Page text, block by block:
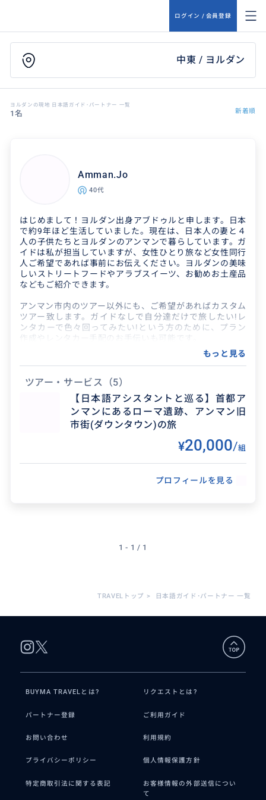
ログイン / 会員登録
中東 / ヨルダン
ヨルダンの現地 日本語ガイド･パートナー 一覧
1名 新着順
Amman.Jo
40代
はじめまして！ヨルダン出身アブドゥルと申します。日本
で約9年ほど生活していました。現在は、日本人の妻と４
人の子供たちとヨルダンのアンマンで暮らしています。ガ
イドは私が担当していますが、女性ひとり旅など女性同行
人ご希望であれば事前にお伝えください。ヨルダンの美味
しいストリートフードやアラブスイーツ、お勧めお土産品
などもご紹介できます。
アンマン市内のツアー以外にも、ご希望があればカスタム
ツアー致します。ガイドなしで自分達だけで旅したい!レ
ンタカーで色々回ってみたい!という方のために、プラン
作成やレンタカー手配のお手伝いも可能です。
空港からホテルまでの送迎
ホテルから目的地までの送迎
アンマン市内ミニツアー
スーク(市場)、お土産品購入同行 他
現地での交渉も得意なので、お土産や現地買い
付け等に関してもお任せください。ヨルダンの
もっと見る
ツアー・サービス
（5）
【日本語アシスタントと巡る】首都ア
ンマンにあるローマ遺跡、アンマン旧
市街(ダウンタウン)の旅
¥20,000/組
プロフィールを見る
1 - 1 / 1
TRAVELトップ > 日本語ガイド･パートナー 一覧
BUYMA TRAVELとは? リクエストとは?
パートナー登録 ご利用ガイド
お問い合わせ 利用規約
プライバシーポリシー 個人情報保護方針
特定商取引法に関する表記
お客様情報の外部送信につい
て